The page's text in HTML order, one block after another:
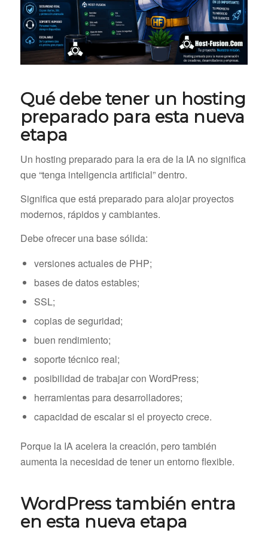
Qué debe tener un hosting
preparado para esta nueva
etapa
Un hosting preparado para la era de la IA no significa
que “tenga inteligencia artificial” dentro.
Significa que está preparado para alojar proyectos
modernos, rápidos y cambiantes.
Debe ofrecer una base sólida:
versiones actuales de PHP;
bases de datos estables;
SSL;
copias de seguridad;
buen rendimiento;
soporte técnico real;
posibilidad de trabajar con WordPress;
herramientas para desarrolladores;
capacidad de escalar si el proyecto crece.
Porque la IA acelera la creación, pero también
aumenta la necesidad de tener un entorno flexible.
WordPress también entra
en esta nueva etapa